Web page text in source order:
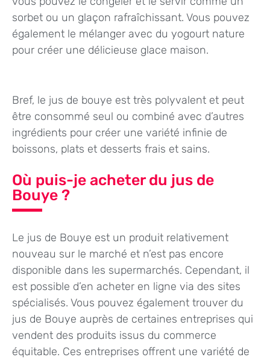
sorbet ou un glaçon rafraîchissant. Vous pouvez
également le mélanger avec du yogourt nature
pour créer une délicieuse glace maison.
Bref, le jus de bouye est très polyvalent et peut
être consommé seul ou combiné avec d’autres
ingrédients pour créer une variété infinie de
boissons, plats et desserts frais et sains.
Où puis-je acheter du jus de
Bouye ?
Le jus de Bouye est un produit relativement
nouveau sur le marché et n’est pas encore
disponible dans les supermarchés. Cependant, il
est possible d’en acheter en ligne via des sites
spécialisés. Vous pouvez également trouver du
jus de Bouye auprès de certaines entreprises qui
vendent des produits issus du commerce
équitable. Ces entreprises offrent une variété de